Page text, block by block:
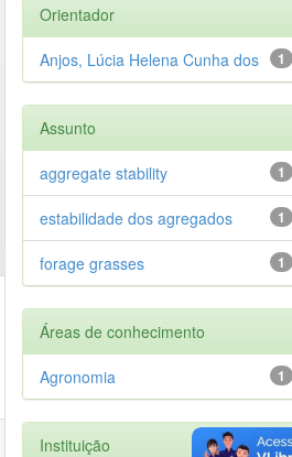
Orientador
1
Anjos, Lúcia Helena Cunha dos
Assunto
1
aggregate stability
1
estabilidade dos agregados
1
forage grasses
Áreas de conhecimento
1
Agronomia
Instituição